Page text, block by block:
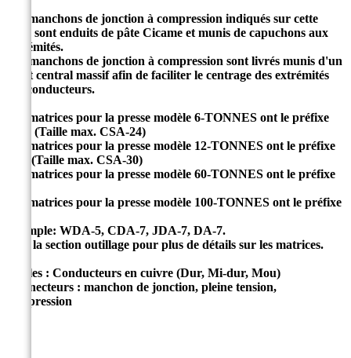
Les manchons de jonction à compression indiqués sur cette
page sont enduits de pâte Cicame et munis de capuchons aux
extrémités.
Ces manchons de jonction à compression sont livrés munis d'un
arrêt central massif afin de faciliter le centrage des extrémités
des conducteurs.
Les matrices pour la presse modèle 6-TONNES ont le préfixe
WD. (Taille max. CSA-24)
Les matrices pour la presse modèle 12-TONNES ont le préfixe
CD. (Taille max. CSA-30)
Les matrices pour la presse modèle 60-TONNES ont le préfixe
Les matrices pour la presse modèle 100-TONNES ont le préfixe
Exemple: WDA-5, CDA-7, JDA-7, DA-7.
Voir la section outillage pour plus de détails sur les matrices.
Câbles : Conducteurs en cuivre (Dur, Mi-dur, Mou)
Connecteurs : manchon de jonction, pleine tension,
compression